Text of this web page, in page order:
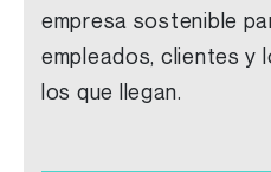
empresa sostenible
empleados, clientes y
los que llegan.